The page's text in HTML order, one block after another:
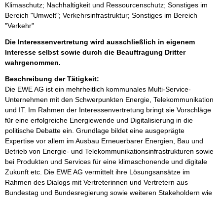
Klimaschutz; Nachhaltigkeit und Ressourcenschutz; Sonstiges im
Bereich "Umwelt"; Verkehrsinfrastruktur; Sonstiges im Bereich
"Verkehr"
Die Interessenvertretung wird ausschließlich in eigenem
Interesse selbst sowie durch die Beauftragung Dritter
wahrgenommen.
Beschreibung der Tätigkeit:
Die EWE AG ist ein mehrheitlich kommunales Multi-Service-
Unternehmen mit den Schwerpunkten Energie, Telekommunikation
und IT. Im Rahmen der Interessenvertretung bringt sie Vorschläge
für eine erfolgreiche Energiewende und Digitalisierung in die
politische Debatte ein. Grundlage bildet eine ausgeprägte
Expertise vor allem im Ausbau Erneuerbarer Energien, Bau und
Betrieb von Energie- und Telekommunikationsinfrastrukturen sowie
bei Produkten und Services für eine klimaschonende und digitale
Zukunft etc. Die EWE AG vermittelt ihre Lösungsansätze im
Rahmen des Dialogs mit Vertreterinnen und Vertretern aus
Bundestag und Bundesregierung sowie weiteren Stakeholdern wie